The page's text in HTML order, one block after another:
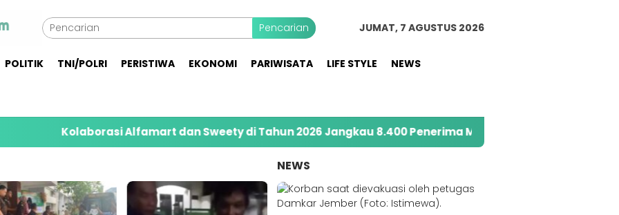
Pencarian JUMAT, 7 AGUSTUS 2026
POLITIK TNI/POLRI PERISTIWA EKONOMI PARIWISATA LIFE STYLE NEWS
Kolaborasi Alfamart dan Sweety di Tahun 2026 Jangkau 8.400 Penerima Manfaat melalui Program Sahabat
NEWS